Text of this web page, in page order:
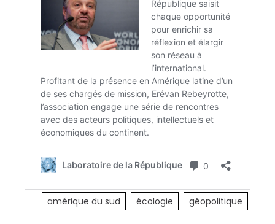
amérique du sud écologie géopolitique